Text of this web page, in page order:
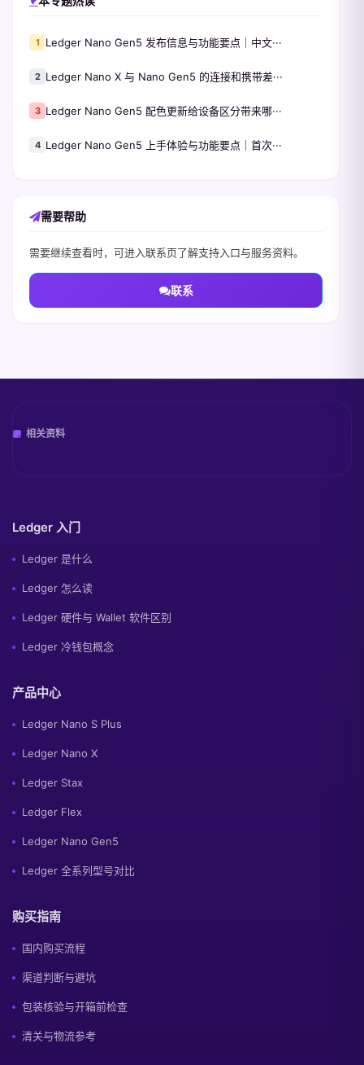
1 Ledger Nano Gen5 发布信息与功能要点｜中文···
2 Ledger Nano X 与 Nano Gen5 的连接和携带差···
3 Ledger Nano Gen5 配色更新给设备区分带来哪···
4 Ledger Nano Gen5 上手体验与功能要点｜首次···
需要帮助
需要继续查看时，可进入联系页了解支持入口与服务资料。
联系
相关资料
Ledger 入门
Ledger 是什么
Ledger 怎么读
Ledger 硬件与 Wallet 软件区别
Ledger 冷钱包概念
产品中心
Ledger Nano S Plus
Ledger Nano X
Ledger Stax
Ledger Flex
Ledger Nano Gen5
Ledger 全系列型号对比
购买指南
国内购买流程
渠道判断与避坑
包装核验与开箱前检查
清关与物流参考